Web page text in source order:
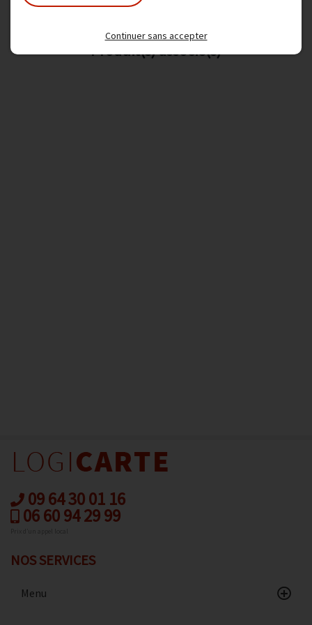
Produit(s) associé(s)
09 64 30 01 16
06 60 94 29 99
NOS SERVICES
Menu
Continuer sans accepter